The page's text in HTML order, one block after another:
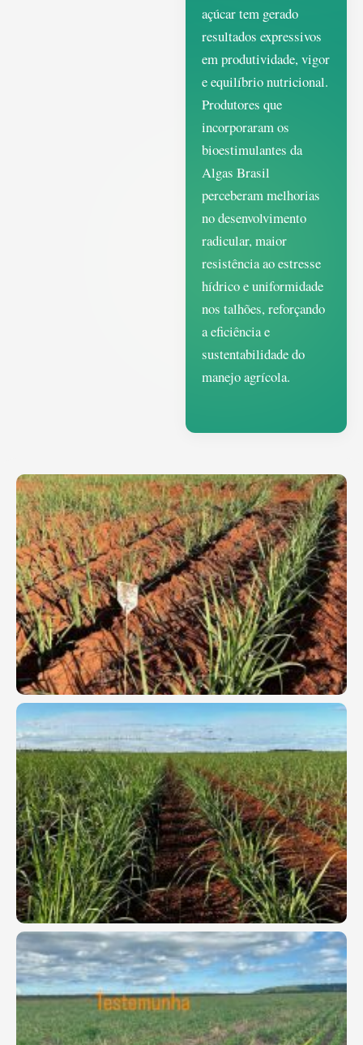
açúcar tem gerado
resultados expressivos
em produtividade, vigor
e equilíbrio nutricional.
Produtores que
incorporaram os
bioestimulantes da
Algas Brasil
perceberam melhorias
no desenvolvimento
radicular, maior
resistência ao estresse
hídrico e uniformidade
nos talhões, reforçando
a eficiência e
sustentabilidade do
manejo agrícola.